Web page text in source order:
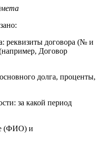
реквизиты договора (№ и
Договор
долга, проценты,
за какой период
(ФИО) и